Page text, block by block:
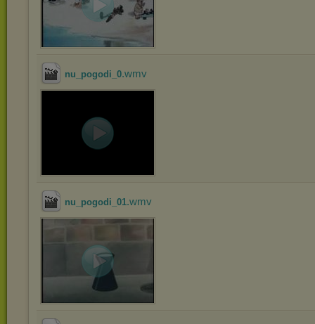
nu_pogodi_0.wmv
nu_pogodi_01.wmv